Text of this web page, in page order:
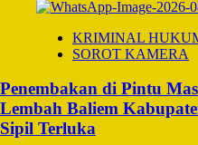
KRIMINAL
SOROT KAMERA
Penembakan di Pintu
Lembah Baliem
Sipil Terluka